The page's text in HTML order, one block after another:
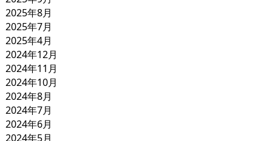
2025年8月
2025年7月
2025年4月
2024年12月
2024年11月
2024年10月
2024年8月
2024年7月
2024年6月
2024年5月